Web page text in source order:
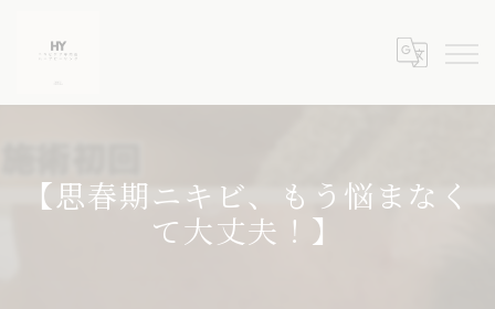
【思春期ニキビ、もう悩まなく
て大丈夫！】